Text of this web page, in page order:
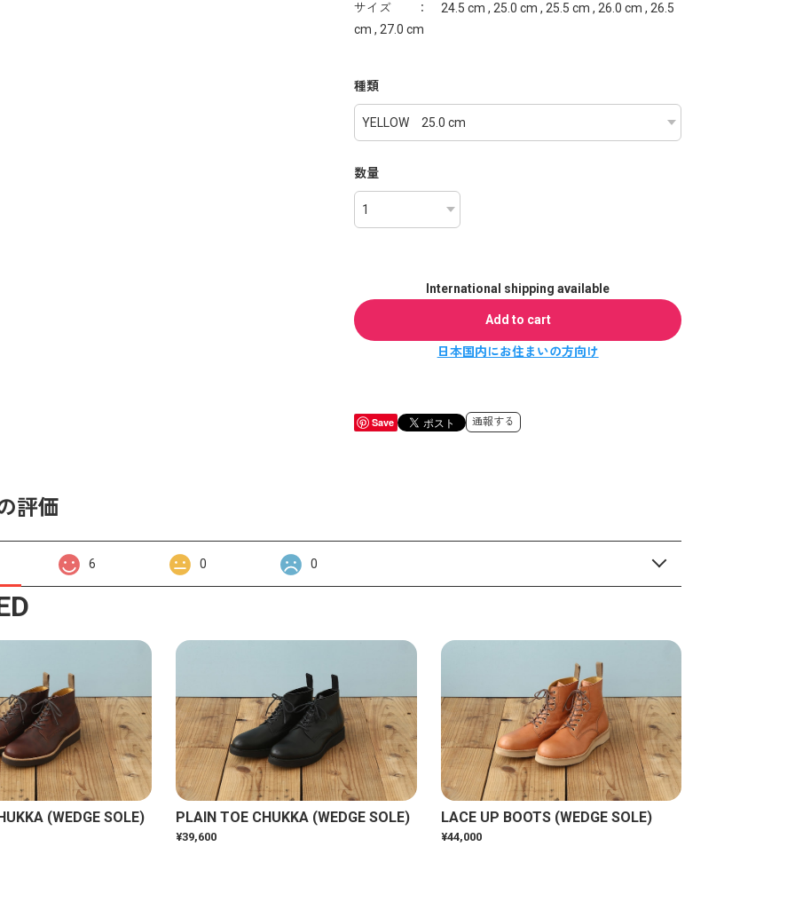
サイズ ： 24.5 cm , 25.0 cm , 25.5 cm , 26.0 cm , 26.5
cm , 27.0 cm
種類
数量
International shipping available
Add to cart
日本国内にお住まいの方向け
Save 通報する
評価
6 0 0
(WEDGE SOLE) PLAIN TOE CHUKKA (WEDGE SOLE)
¥39,600
LACE UP BOOTS (WEDGE SOLE)
¥44,000